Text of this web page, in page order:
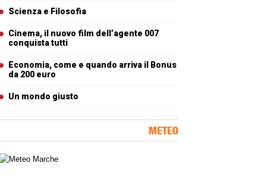
Scienza e Filosofia
Cinema, il nuovo film dell’agente 007
conquista tutti
Economia, come e quando arriva il Bonus
da 200 euro
Un mondo giusto
METEO
Carta meteorologica delle Marche